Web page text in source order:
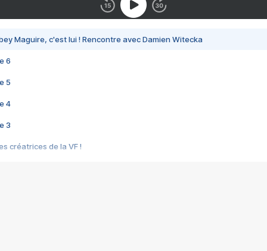
Maguire, c'est lui ! Rencontre avec Damien Witecka
6
5
4
3
créatrices de la VF !